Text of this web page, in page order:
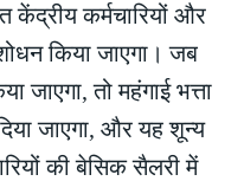
कर्मचारियों और
किया जाएगा। जब
जाएगा, तो महंगाई भत्ता
जाएगा, और यह शून्य
की बेसिक सैलरी में